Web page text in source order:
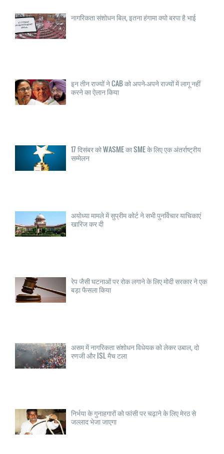
नागरिकता संशोधन बिल, इतना हंगामा क्यो बरपा है भाई
इन तीन राज्यों ने CAB को अपने-अपने राज्यों में लागू नहीं
करने का ऐलान किया
17 दिसंबर को WASME का SME के लिए एक अंतर्राष्ट्रीय
सम्मेलन
अयोध्या मामले में सुप्रीम कोर्ट ने सभी पुनर्विचार याचिकाएं
खारिज कर दी
रेप जैसी घटनाओं पर रोक लगाने के लिए मोदी सरकार ने एक
बड़ा फैसला किया
असम में नागरिकता संशोधन विधेयक को लेकर उबाल, दो
रणजी और ISL मैच टला
निर्भया के गुनाहगारों को फांसी पर चढ़ाने के लिए मेरठ से
जल्लाद भेजा जाएगा